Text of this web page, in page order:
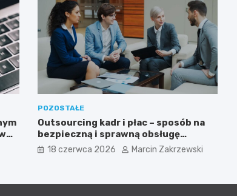
POZOSTAŁE
Outsourcing kadr i płac – sposób na
bezpieczną i sprawną obsługę
pracowników
18 czerwca 2026 Marcin Zakrzewski